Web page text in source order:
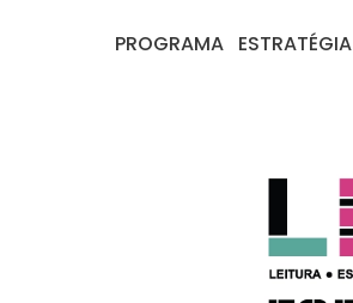
PROGRAMA ESTRATÉGIA